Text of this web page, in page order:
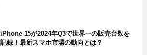
iPhone 15が2024年Q3で世界一の販売台数を
記録！最新スマホ市場の動向とは？